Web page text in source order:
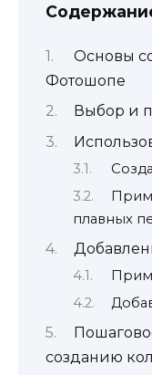
Основы
Фотошопе
Выбор и
плавных
созданию